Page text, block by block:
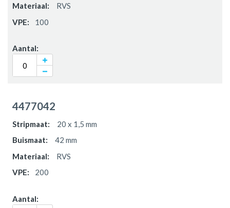
RVS
100
4477042
20 x 1,5 mm
42 mm
RVS
200